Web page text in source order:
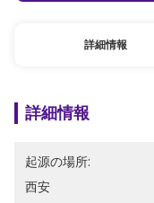
詳細情報
詳細情報
起源の場所:
西安